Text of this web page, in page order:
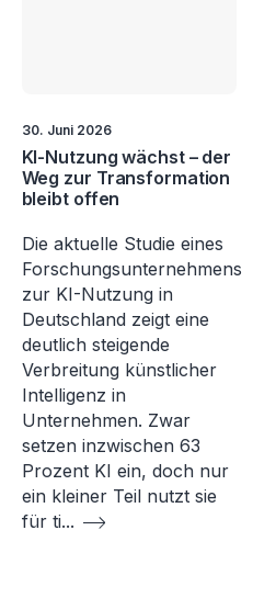
30. Juni 2026
KI-Nutzung wächst – der
Weg zur Transformation
bleibt offen
Die aktuelle Studie eines
Forschungsunternehmens
zur KI-Nutzung in
Deutschland zeigt eine
deutlich steigende
Verbreitung künstlicher
Intelligenz in
Unternehmen. Zwar
setzen inzwischen 63
Prozent KI ein, doch nur
ein kleiner Teil nutzt sie
für ti...